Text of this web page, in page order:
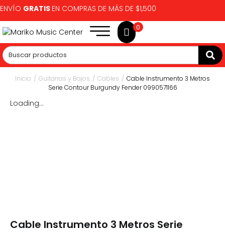
ENVÍO GRATIS EN COMPRAS DE MÁS DE $1,500
0
Inicio / Guitarras y Bajos / Cables / Cable Instrumento 3 Metros
Serie Contour Burgundy Fender 0990571166
Loading...
Cable Instrumento 3 Metros Serie